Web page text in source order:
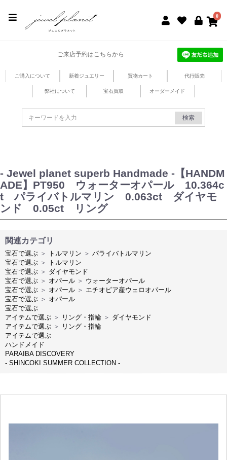
0
ご来店予約はこちらから
ご購入について 新着ジュエリー 買物カート 代行販売
弊社について 宝石買取 オーダーメイド
検索
- Jewel planet superb Handmade -【HANDM
ADE】PT950 ウォーターオパール 10.364c
t パライバトルマリン 0.063ct ダイヤモ
ンド 0.05ct リング
関連カテゴリ
宝石で選ぶ ＞ トルマリン ＞ パライバトルマリン
宝石で選ぶ ＞
トルマリン
宝石で選ぶ ＞ ダイヤモンド
宝石で選ぶ ＞ オパール ＞ ウォーターオパール
宝石で選ぶ ＞ オパール ＞ エチオピア産ウェロオパール
宝石で選ぶ ＞ オパール
宝石で選ぶ
アイテムで選ぶ ＞ リング・指輪 ＞ ダイヤモンド
アイテムで選ぶ ＞
リング・指輪
アイテムで選ぶ
ハンドメイド
PARAIBA DISCOVERY
- SHINCOKI SUMMER COLLECTION -